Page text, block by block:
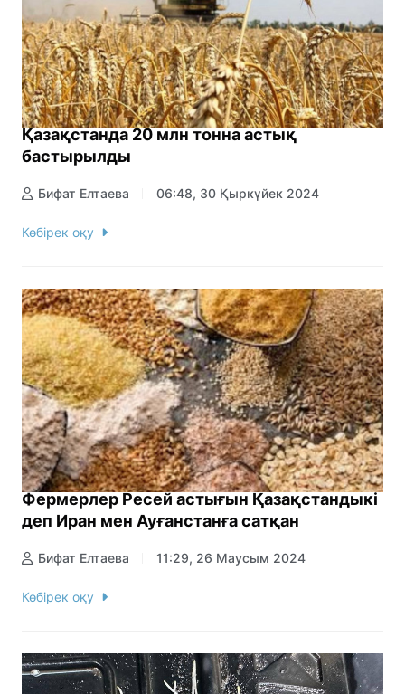
Қазақстанда 20 млн тонна астық
бастырылды
Бифат Елтаева 06:48, 30 Қыркүйек 2024
Көбірек оқу
Фермерлер Ресей астығын Қазақстандыкі
деп Иран мен Ауғанстанға сатқан
Бифат Елтаева 11:29, 26 Маусым 2024
Көбірек оқу